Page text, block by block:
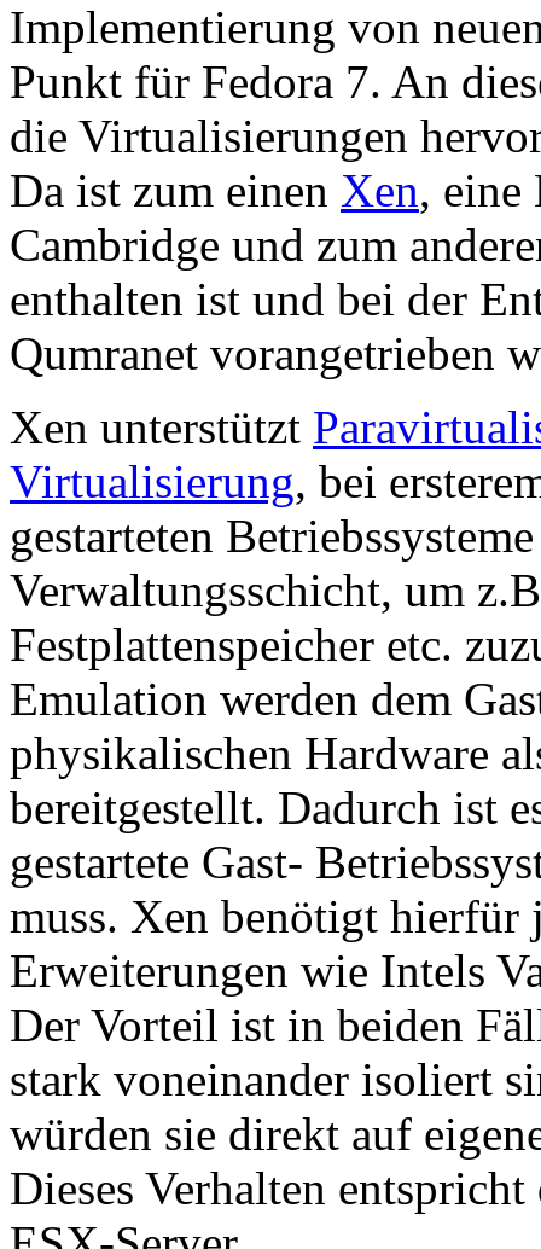
Implementierung von
Punkt für Fedora 7. An
die Virtualisierungen
Da ist zum einen Xen,
Cambridge und zum
enthalten ist und bei der
Qumranet vorangetrieben
Xen unterstützt
Virtualisierung, bei
gestarteten
Verwaltungsschicht, um
Festplattenspeicher etc.
Emulation werden dem
physikalischen Hardware
bereitgestellt. Dadurch ist
gestartete Gast-
muss. Xen benötigt hierfür
Erweiterungen wie Intels
Der Vorteil ist in beiden
stark voneinander isoliert
würden sie direkt auf
Dieses Verhalten